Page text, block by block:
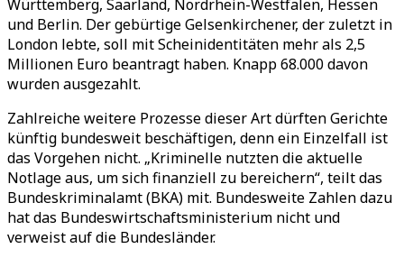
Württemberg, Saarland, Nordrhein-Westfalen, Hessen
und Berlin. Der gebürtige Gelsenkirchener, der zuletzt in
London lebte, soll mit Scheinidentitäten mehr als 2,5
Millionen Euro beantragt haben. Knapp 68.000 davon
wurden ausgezahlt.
Zahlreiche weitere Prozesse dieser Art dürften Gerichte
künftig bundesweit beschäftigen, denn ein Einzelfall ist
das Vorgehen nicht. „Kriminelle nutzten die aktuelle
Notlage aus, um sich finanziell zu bereichern“, teilt das
Bundeskriminalamt (BKA) mit. Bundesweite Zahlen dazu
hat das Bundeswirtschaftsministerium nicht und
verweist auf die Bundesländer.